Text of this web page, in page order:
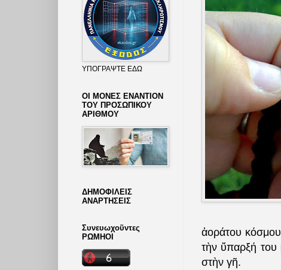
ἀοράτου κόσμου
τὴν ὕπαρξή του
στὴν γῆ.
ΥΠΟΓΡΑΨΤΕ ΕΔΩ
ΟΙ ΜΟΝΕΣ ΕΝΑΝΤΙΟΝ
ΤΟΥ ΠΡΟΣΩΠΙΚΟΥ
ΑΡΙΘΜΟΥ
ΔΗΜΟΦΙΛΕΙΣ
ΑΝΑΡΤΗΣΕΙΣ
Συνευωχοῦντες
ΡΩΜΗΟΙ